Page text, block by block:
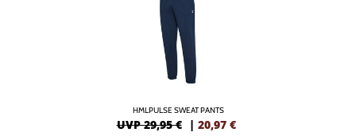
HMLPULSE SWEAT PANTS
UVP 29,95 € | 20,97 €